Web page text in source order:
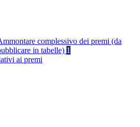
complessivo dei premi (da
in tabelle) 1
ai premi